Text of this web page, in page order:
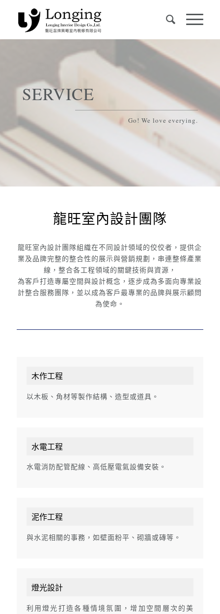
SERVICE
Go! We love everying.
龍旺室內設計團隊
龍旺室內設計團隊組織在不同設計領域的佼佼者，提供企
業及品牌完整的整合性的展示與營銷規劃，串連整條產業
線，整合各工程領域的關鍵技術與資源，
為客戶打造專屬空間與設計概念，逐步成為多面向專業設
計整合服務團隊，並以成為客戶最專業的品牌與展示顧問
為使命。
木作工程
以木板、角材等製作結構、造型或道具。
水電工程
水電消防配管配線、高低壓電氣設備安裝。
泥作工程
與水泥相關的事務，如壁面粉平、砌牆或磚等。
燈光設計
利用燈光打造各種情境氛圍，增加空間層次的美